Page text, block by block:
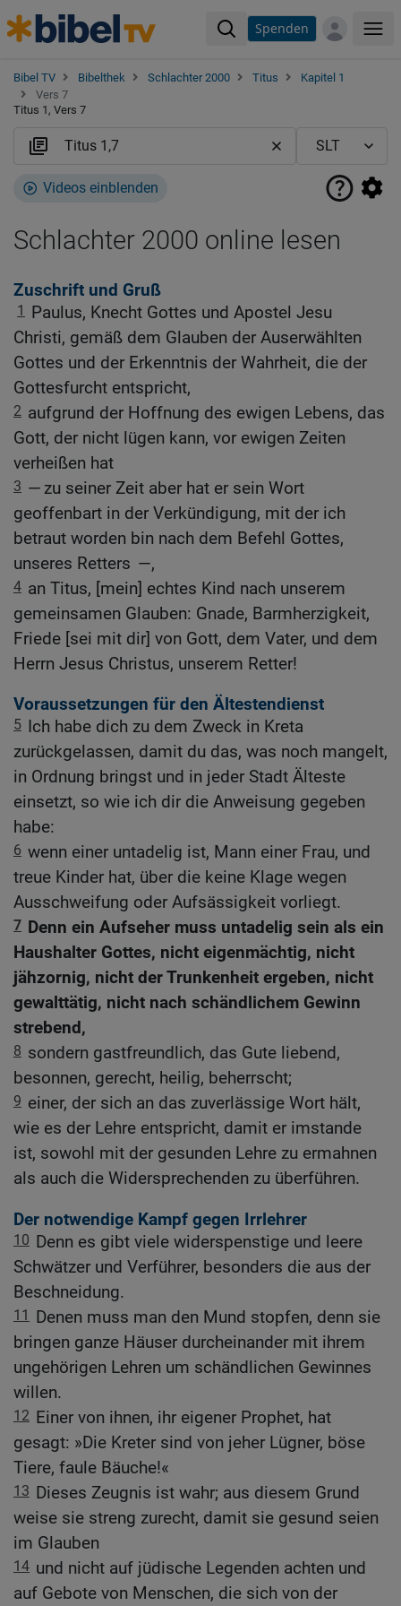
Spenden
Bibel TV Bibelthek Schlachter 2000 Titus
Kapitel 1
Vers 7
Titus 1, Vers 7
Videos einblenden
Schlachter 2000 online lesen
Zuschrift und Gruß
1
Paulus, Knecht Gottes und Apostel Jesu
Christi, gemäß dem Glauben der Auserwählten
Gottes und der Erkenntnis der Wahrheit, die der
Gottesfurcht entspricht,
2 aufgrund der Hoffnung des ewigen Lebens, das
Gott, der nicht lügen kann, vor ewigen Zeiten
verheißen hat
3 — zu seiner Zeit aber hat er sein Wort
geoffenbart in der Verkündigung, mit der ich
betraut worden bin nach dem Befehl Gottes,
unseres Retters —,
4 an Titus, [mein] echtes Kind nach unserem
gemeinsamen Glauben: Gnade, Barmherzigkeit,
Friede [sei mit dir] von Gott, dem Vater, und dem
Herrn Jesus Christus, unserem Retter!
Voraussetzungen für den Ältestendienst
5 Ich habe dich zu dem Zweck in Kreta
zurückgelassen, damit du das, was noch mangelt,
in Ordnung bringst und in jeder Stadt Älteste
einsetzt, so wie ich dir die Anweisung gegeben
habe:
6 wenn einer untadelig ist, Mann einer Frau, und
treue Kinder hat, über die keine Klage wegen
Ausschweifung oder Aufsässigkeit vorliegt.
7 Denn ein Aufseher muss untadelig sein als ein
Haushalter Gottes, nicht eigenmächtig, nicht
jähzornig, nicht der Trunkenheit ergeben, nicht
gewalttätig, nicht nach schändlichem Gewinn
strebend,
8 sondern gastfreundlich, das Gute liebend,
besonnen, gerecht, heilig, beherrscht;
9 einer, der sich an das zuverlässige Wort hält,
wie es der Lehre entspricht, damit er imstande
ist, sowohl mit der gesunden Lehre zu ermahnen
als auch die Widersprechenden zu überführen.
Der notwendige Kampf gegen Irrlehrer
10 Denn es gibt viele widerspenstige und leere
Schwätzer und Verführer, besonders die aus der
Beschneidung.
11 Denen muss man den Mund stopfen, denn sie
bringen ganze Häuser durcheinander mit ihrem
ungehörigen Lehren um schändlichen Gewinnes
willen.
12 Einer von ihnen, ihr eigener Prophet, hat
gesagt: »Die Kreter sind von jeher Lügner, böse
Tiere, faule Bäuche!«
13 Dieses Zeugnis ist wahr; aus diesem Grund
weise sie streng zurecht, damit sie gesund seien
im Glauben
14 und nicht auf jüdische Legenden achten und
auf Gebote von Menschen, die sich von der